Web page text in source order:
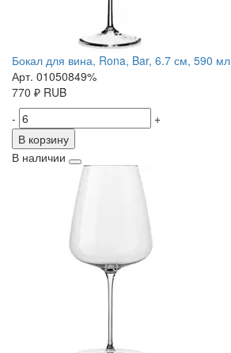
Бокал для вина, Rona, Bar, 6.7 см, 590 мл
Арт. 01050849%
770 ₽ RUB
-
+
В корзину
В наличии